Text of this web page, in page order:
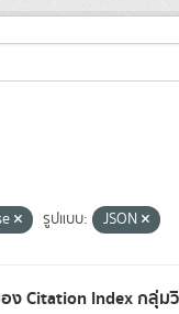
รูปแบบ: JSON
Citation Index กลุ่